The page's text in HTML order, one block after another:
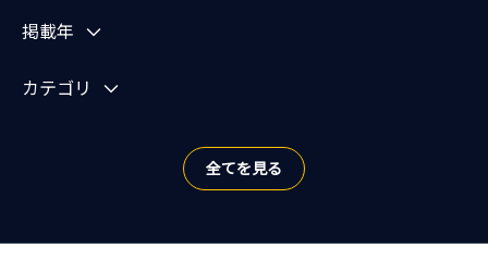
掲載年
カテゴリ
全てを見る